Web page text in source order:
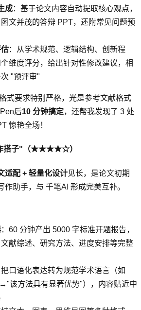
成：基于论文内容自动提取核心观点，
文并茂的答辩 PPT，还附常见问题预
：从学术规范、逻辑结构、创新程
维度评分，给出针对性修改建议，相
"预评审"
式要求特别严格，光是参考文献格式
后10 分钟搞定，还帮我发现了 3 处
惊艳全场！
搭子"（★★★★☆）
适配 + 轻量化设计见长，是论文初期
作助手，与 千笔AI 形成完美互补。
：60 分钟产出 5000 字标准开题报告，
献综述、研究方法、进度安排等完整
把口语化表达转为规范学术语言（如
该方法具有显著优势"），内容贴近中